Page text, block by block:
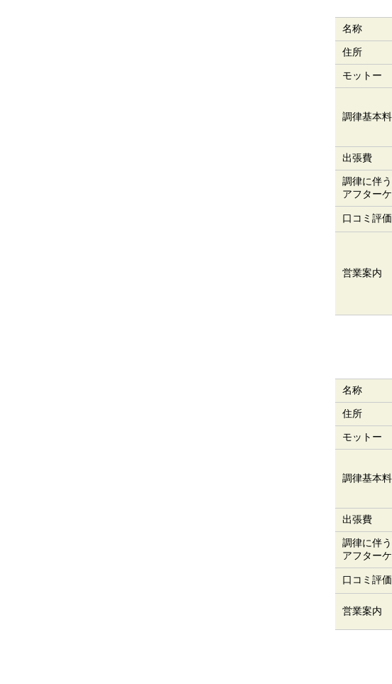
名称
住所
モットー
調律基本料
出張費
調律に伴
アフター
口コミ評価
営業案内
名称
住所
モットー
調律基本料
出張費
調律に伴
アフター
口コミ評価
営業案内